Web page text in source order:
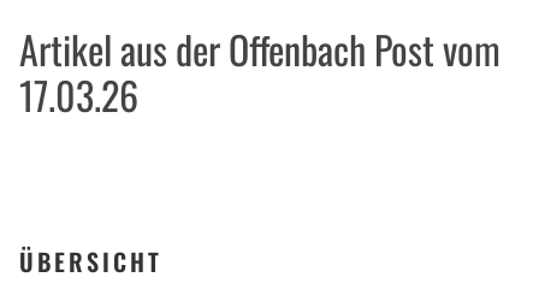
Artikel aus der Offenbach Post vom
17.03.26
ÜBERSICHT